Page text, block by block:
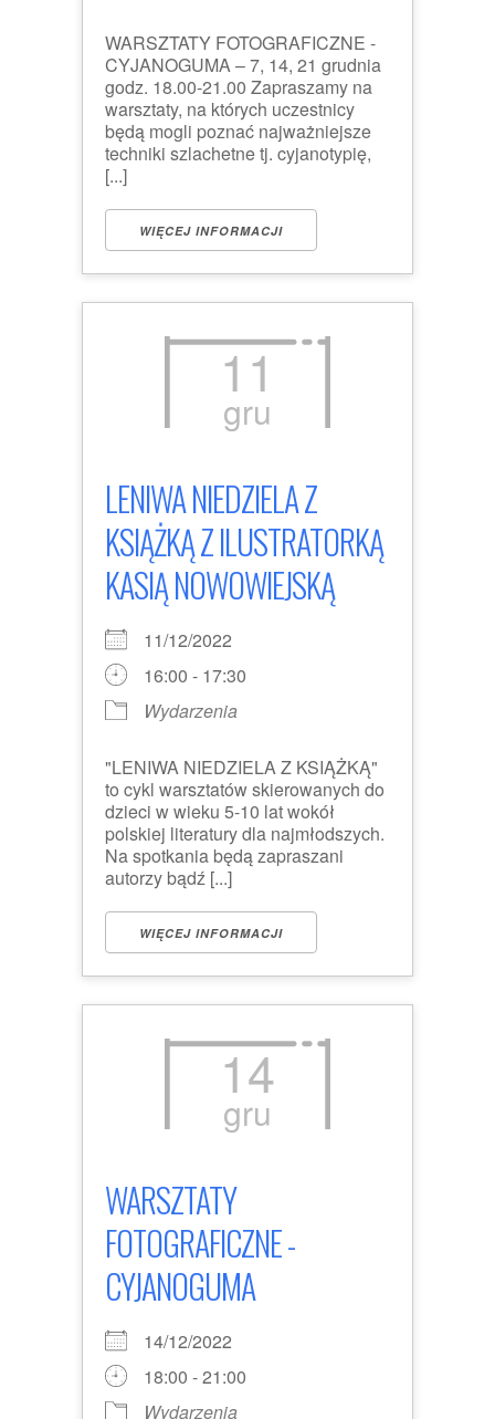
WARSZTATY FOTOGRAFICZNE -
CYJANOGUMA – 7, 14, 21 grudnia
godz. 18.00-21.00 Zapraszamy na
warsztaty, na których uczestnicy
będą mogli poznać najważniejsze
techniki szlachetne tj. cyjanotypię,
[...]
WIĘCEJ INFORMACJI
11
gru
LENIWA NIEDZIELA Z
KSIĄŻKĄ Z ILUSTRATORKĄ
KASIĄ NOWOWIEJSKĄ
11/12/2022
16:00 - 17:30
Wydarzenia
"LENIWA NIEDZIELA Z KSIĄŻKĄ"
to cykl warsztatów skierowanych do
dzieci w wieku 5-10 lat wokół
polskiej literatury dla najmłodszych.
Na spotkania będą zapraszani
autorzy bądź [...]
WIĘCEJ INFORMACJI
14
gru
WARSZTATY
FOTOGRAFICZNE -
CYJANOGUMA
14/12/2022
18:00 - 21:00
Wydarzenia